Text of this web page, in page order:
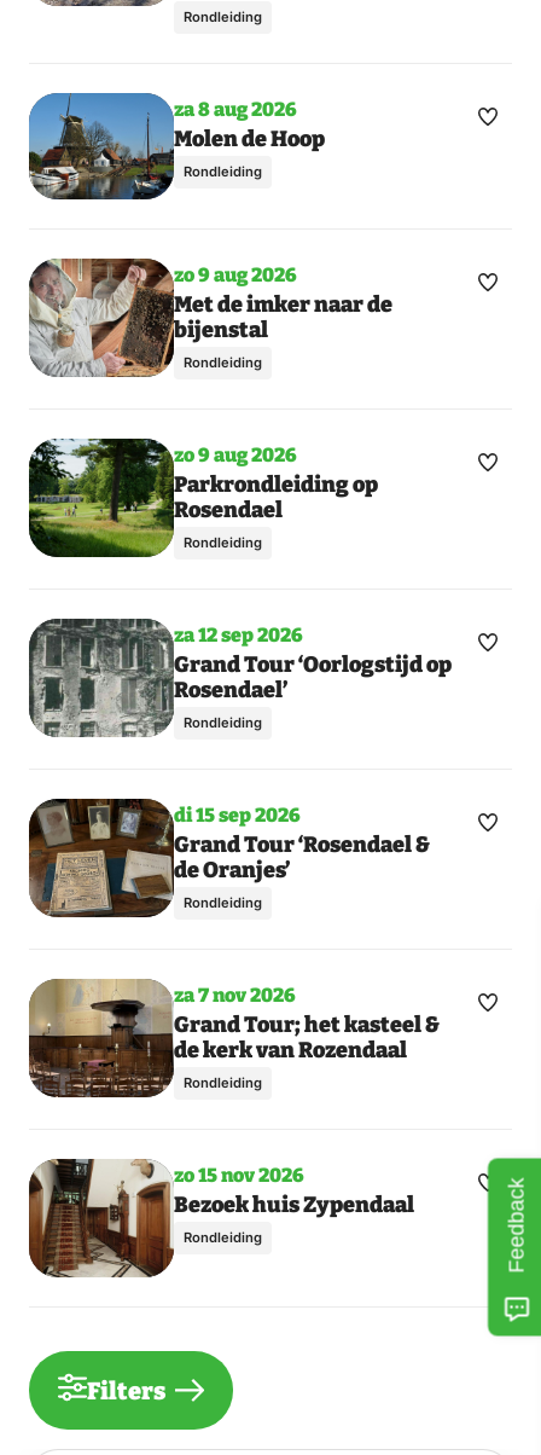
Rondleiding
Toon
meer
za 8 aug 2026
Molen de Hoop
Rondleiding
Maak
Toon
meer
dagen
zo 9 aug 2026
Met de imker naar de
bijenstal
Rondleiding
Maak
Toon
meer
dagen
zo 9 aug 2026
Parkrondleiding op
Rosendael
Rondleiding
Maak
Toon
meer
dagen
za 12 sep 2026
Grand Tour ‘Oorlogstijd op
Rosendael’
Rondleiding
Maak
Toon
meer
dagen
di 15 sep 2026
Grand Tour ‘Rosendael &
de Oranjes’
Rondleiding
Maak
Toon
meer
dagen
za 7 nov 2026
Grand Tour; het kasteel &
de kerk van Rozendaal
Rondleiding
Maak
zo 15 nov 2026
Bezoek huis Zypendaal
Rondleiding
Maak
Filters
Feedback